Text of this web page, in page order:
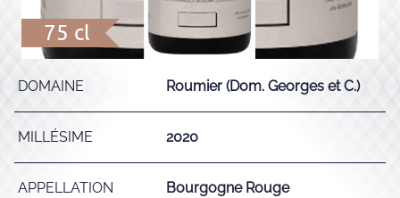
75 cl
DOMAINE Roumier (Dom. Georges et C.)
MILLÉSIME 2020
APPELLATION Bourgogne Rouge